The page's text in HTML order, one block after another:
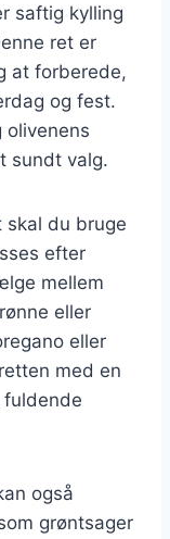
saftig kylling
ret er
at forberede,
og fest.
olivenens
sundt valg.
skal du bruge
efter
mellem
eller
eller
med en
også
grøntsager